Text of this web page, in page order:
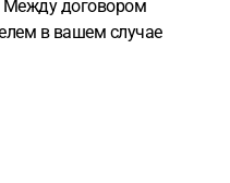
Между договором
в вашем случае